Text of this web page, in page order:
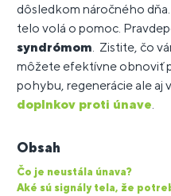
dôsledkom náročného
telo volá o pomoc.
syndrómom . Zistite, čo
môžete efektívne obnoviť
pohybu, regenerácie ale aj
doplnkov proti únave
Obsah
Čo je neustála únava?
Aké sú signály tela, že